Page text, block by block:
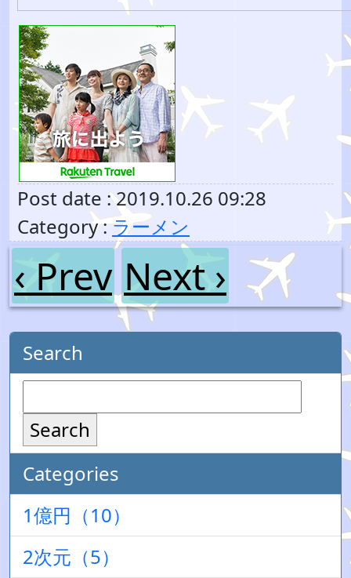
Post date : 2019.10.26 09:28
Category : ラーメン
‹ Prev Next ›
Search
Search
Categories
1億円（10）
2次元（5）